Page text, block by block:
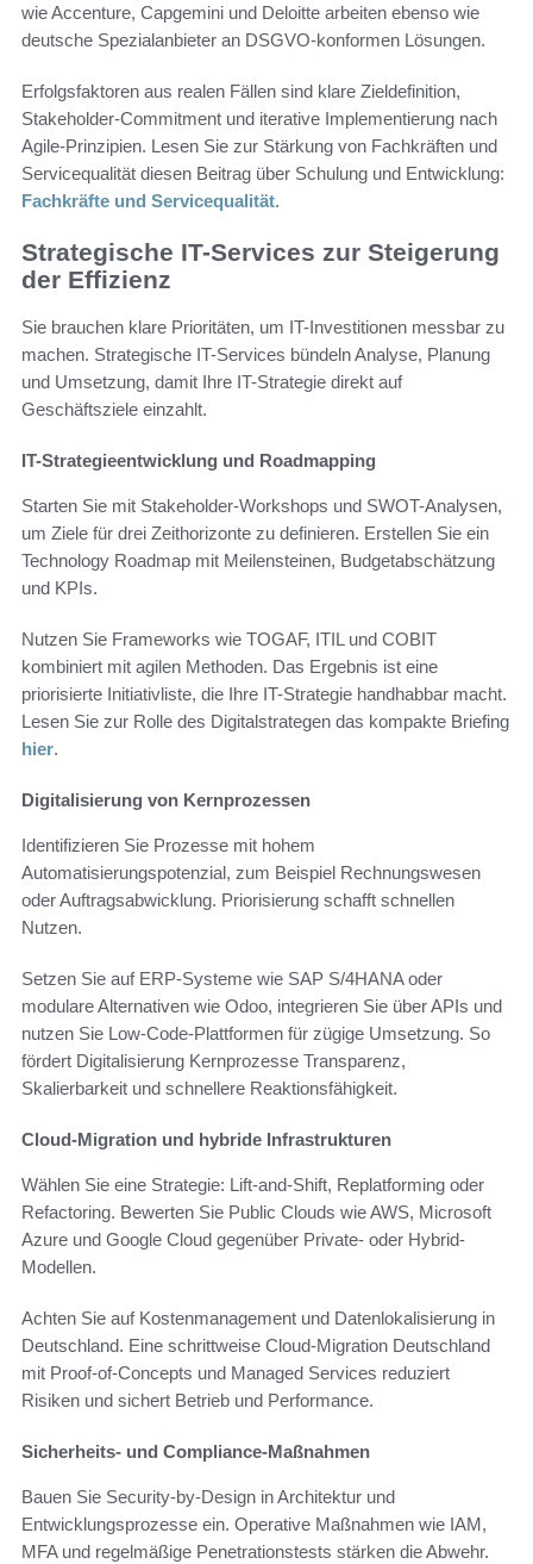
wie Accenture, Capgemini und Deloitte arbeiten ebenso wie
deutsche Spezialanbieter an DSGVO-konformen Lösungen.
Erfolgsfaktoren aus realen Fällen sind klare Zieldefinition,
Stakeholder-Commitment und iterative Implementierung nach
Agile-Prinzipien. Lesen Sie zur Stärkung von Fachkräften und
Servicequalität diesen Beitrag über Schulung und Entwicklung:
Fachkräfte und Servicequalität.
Strategische IT-Services zur Steigerung
der Effizienz
Sie brauchen klare Prioritäten, um IT-Investitionen messbar zu
machen. Strategische IT-Services bündeln Analyse, Planung
und Umsetzung, damit Ihre IT-Strategie direkt auf
Geschäftsziele einzahlt.
IT-Strategieentwicklung und Roadmapping
Starten Sie mit Stakeholder-Workshops und SWOT-Analysen,
um Ziele für drei Zeithorizonte zu definieren. Erstellen Sie ein
Technology Roadmap mit Meilensteinen, Budgetabschätzung
und KPIs.
Nutzen Sie Frameworks wie TOGAF, ITIL und COBIT
kombiniert mit agilen Methoden. Das Ergebnis ist eine
priorisierte Initiativliste, die Ihre IT-Strategie handhabbar macht.
Lesen Sie zur Rolle des Digitalstrategen das kompakte Briefing
hier.
Digitalisierung von Kernprozessen
Identifizieren Sie Prozesse mit hohem
Automatisierungspotenzial, zum Beispiel Rechnungswesen
oder Auftragsabwicklung. Priorisierung schafft schnellen
Nutzen.
Setzen Sie auf ERP-Systeme wie SAP S/4HANA oder
modulare Alternativen wie Odoo, integrieren Sie über APIs und
nutzen Sie Low-Code-Plattformen für zügige Umsetzung. So
fördert Digitalisierung Kernprozesse Transparenz,
Skalierbarkeit und schnellere Reaktionsfähigkeit.
Cloud-Migration und hybride Infrastrukturen
Wählen Sie eine Strategie: Lift-and-Shift, Replatforming oder
Refactoring. Bewerten Sie Public Clouds wie AWS, Microsoft
Azure und Google Cloud gegenüber Private- oder Hybrid-
Modellen.
Achten Sie auf Kostenmanagement und Datenlokalisierung in
Deutschland. Eine schrittweise Cloud-Migration Deutschland
mit Proof-of-Concepts und Managed Services reduziert
Risiken und sichert Betrieb und Performance.
Sicherheits- und Compliance-Maßnahmen
Bauen Sie Security-by-Design in Architektur und
Entwicklungsprozesse ein. Operative Maßnahmen wie IAM,
MFA und regelmäßige Penetrationstests stärken die Abwehr.